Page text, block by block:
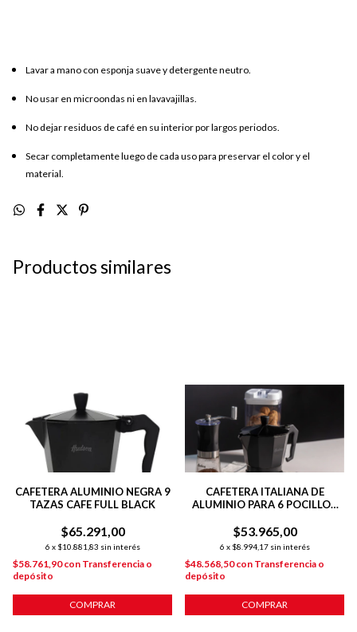
Lavar a mano con esponja suave y detergente neutro.
No usar en microondas ni en lavavajillas.
No dejar residuos de café en su interior por largos periodos.
Secar completamente luego de cada uso para preservar el color y el
material.
Productos similares
CAFETERA ALUMINIO NEGRA 9
TAZAS CAFE FULL BLACK
$65.291,00
6 x $10.881,83 sin interés
$58.761,90con Transferencia o
depósito
COMPRAR
CAFETERA ITALIANA DE
ALUMINIO PARA 6 POCILLOS
$53.965,00
6 x $8.994,17 sin interés
$48.568,50con Transferencia o
depósito
COMPRAR